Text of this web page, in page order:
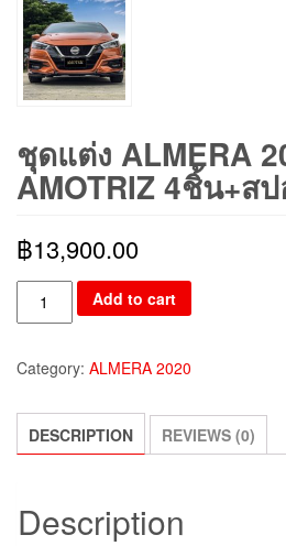
ชุดแต่ง ALMERA
AMOTRIZ 4ชิ้น+ส
฿13,900.00
Add to cart
Category: ALMERA 2020
DESCRIPTION REVIEWS (0)
Description